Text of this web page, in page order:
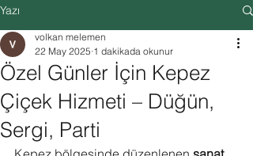
Yazı
Özel Günler İçin Kepez
Çiçek Hizmeti – Düğün,
Sergi, Parti
volkan melemen
22 May 2025 1 dakikada okunur